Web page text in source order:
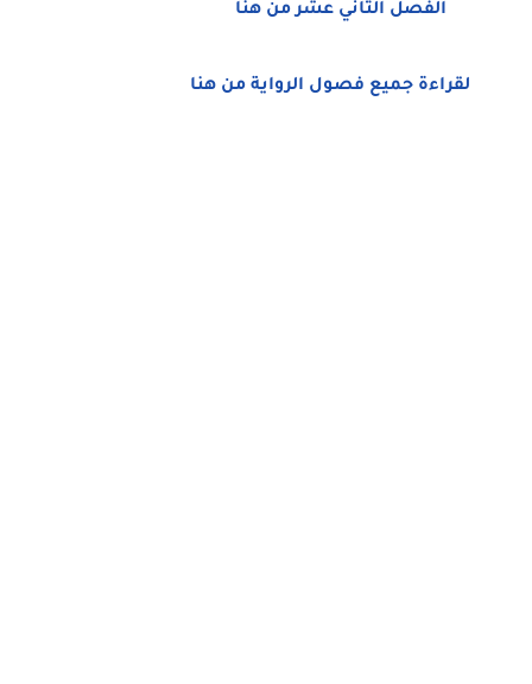
الفصل الثاني عشر من هنا
لقراءة جميع فصول الرواية من هنا